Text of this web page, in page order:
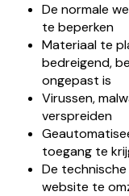
De normale
te beperken
Materiaal te
bedreigend,
ongepast is
Virussen,
verspreiden
toegang te
De
website te